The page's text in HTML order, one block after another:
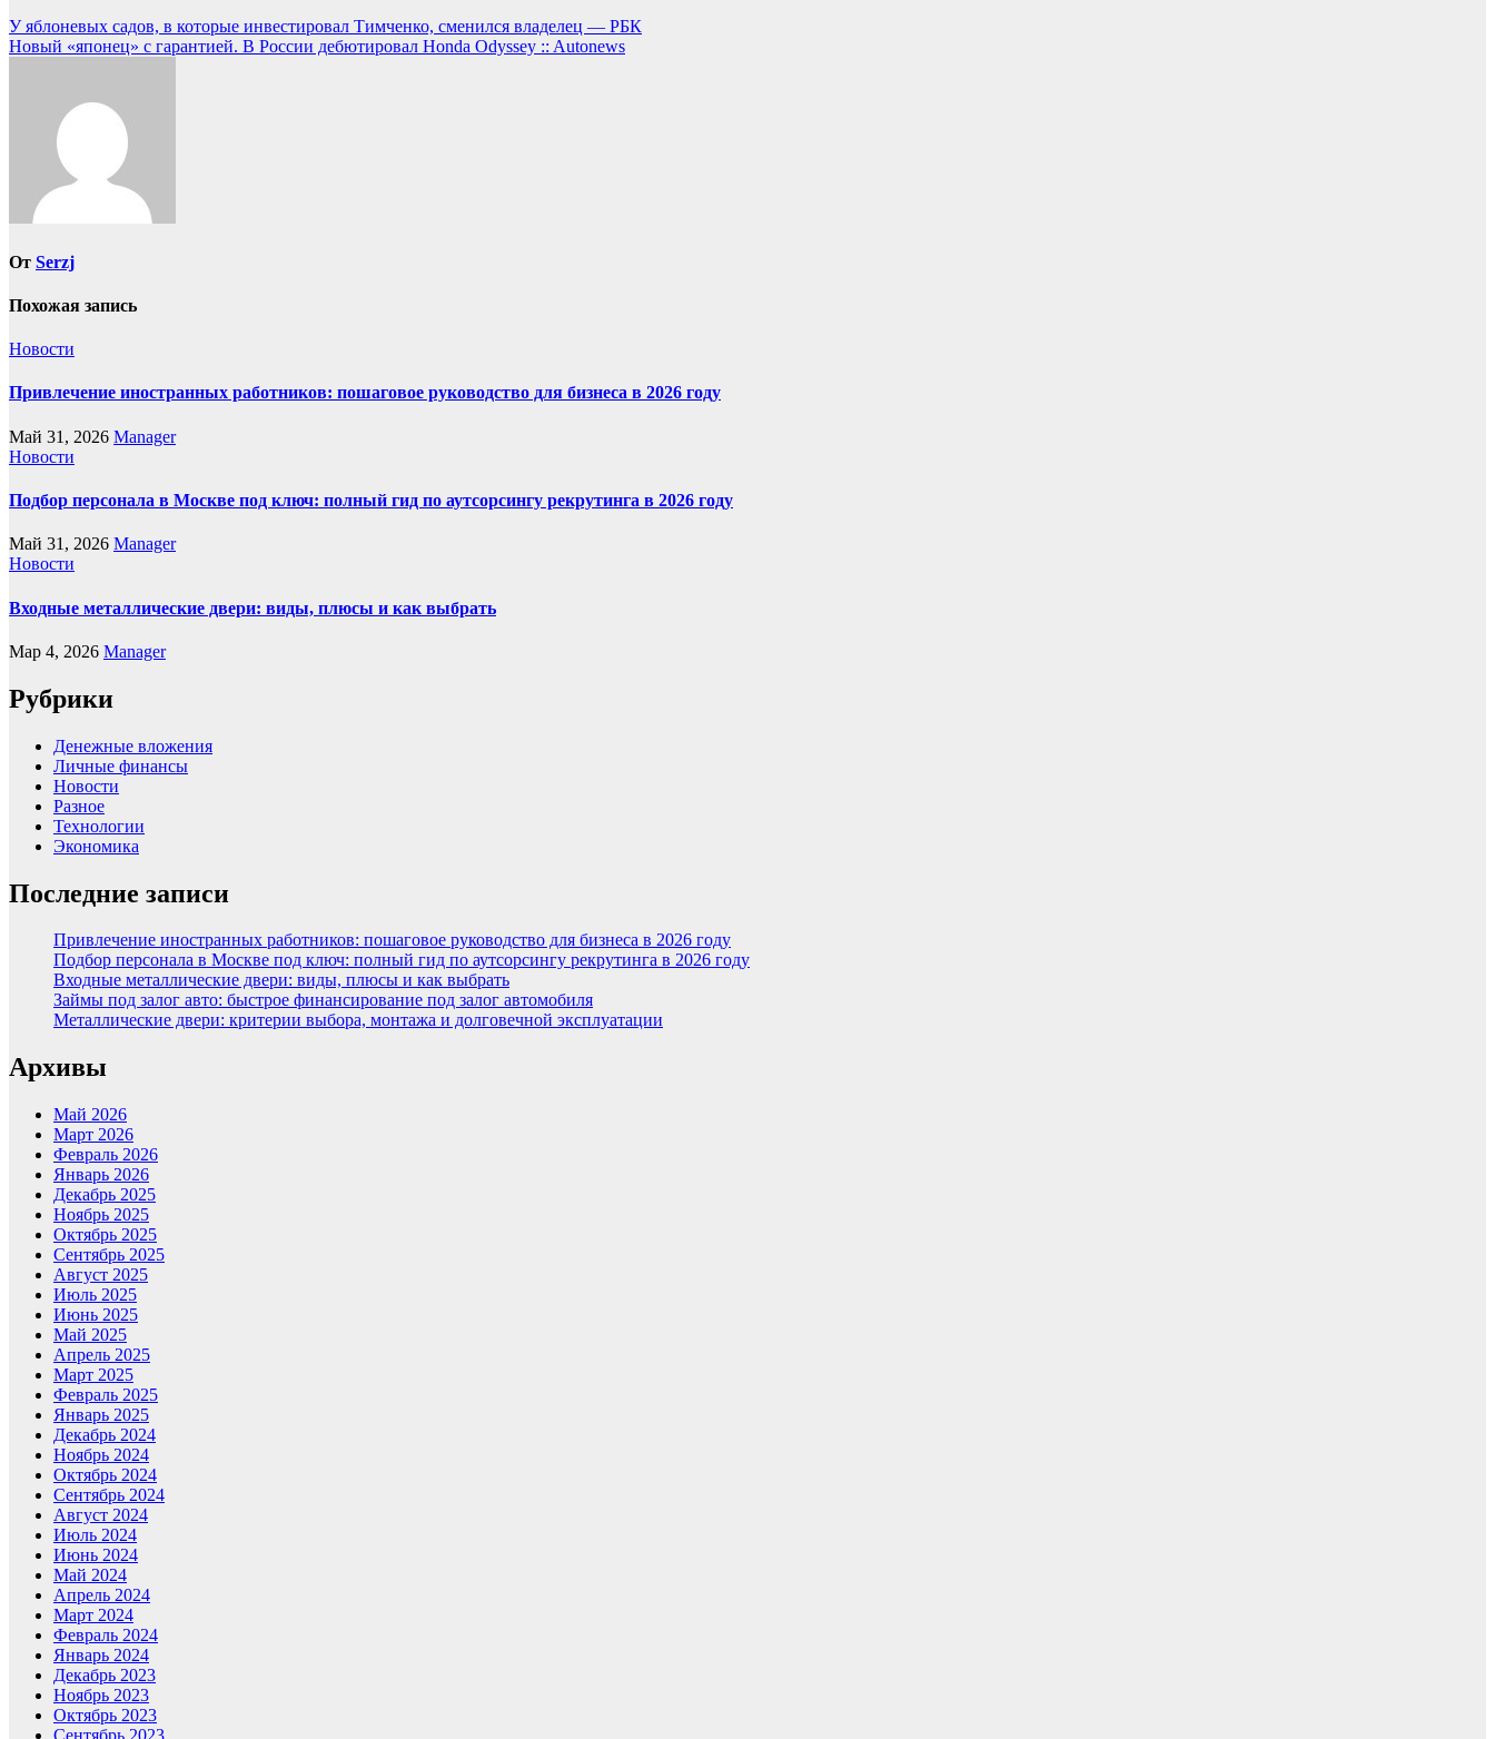
Навигация
по
У яблоневых садов, в которые инвестировал Тимченко, сменился владелец — РБК
Новый «японец» с гарантией. В России дебютировал Honda Odyssey :: Autonews
От Serzj
Похожая запись
Новости
Привлечение иностранных работников: пошаговое руководство для бизнеса в 2026 году
Май 31, 2026 Manager
Новости
Подбор персонала в Москве под ключ: полный гид по аутсорсингу рекрутинга в 2026 году
Май 31, 2026 Manager
Новости
Входные металлические двери: виды, плюсы и как выбрать
Мар 4, 2026 Manager
Рубрики
Денежные вложения
Личные финансы
Новости
Разное
Технологии
Экономика
Последние записи
Привлечение иностранных работников: пошаговое руководство для бизнеса в 2026 году
Подбор персонала в Москве под ключ: полный гид по аутсорсингу рекрутинга в 2026 году
Входные металлические двери: виды, плюсы и как выбрать
Займы под залог авто: быстрое финансирование под залог автомобиля
Металлические двери: критерии выбора, монтажа и долговечной эксплуатации
Архивы
Май 2026
Март 2026
Февраль 2026
Январь 2026
Декабрь 2025
Ноябрь 2025
Октябрь 2025
Сентябрь 2025
Август 2025
Июль 2025
Июнь 2025
Май 2025
Апрель 2025
Март 2025
Февраль 2025
Январь 2025
Декабрь 2024
Ноябрь 2024
Октябрь 2024
Сентябрь 2024
Август 2024
Июль 2024
Июнь 2024
Май 2024
Апрель 2024
Март 2024
Февраль 2024
Январь 2024
Декабрь 2023
Ноябрь 2023
Октябрь 2023